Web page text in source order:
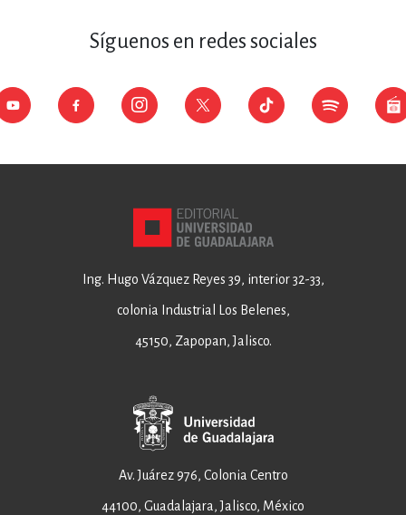
Síguenos en redes sociales
Ing. Hugo Vázquez Reyes 39, interior 32-33,
colonia Industrial Los Belenes,
45150, Zapopan, Jalisco.
Av. Juárez 976, Colonia Centro
44100, Guadalajara, Jalisco, México